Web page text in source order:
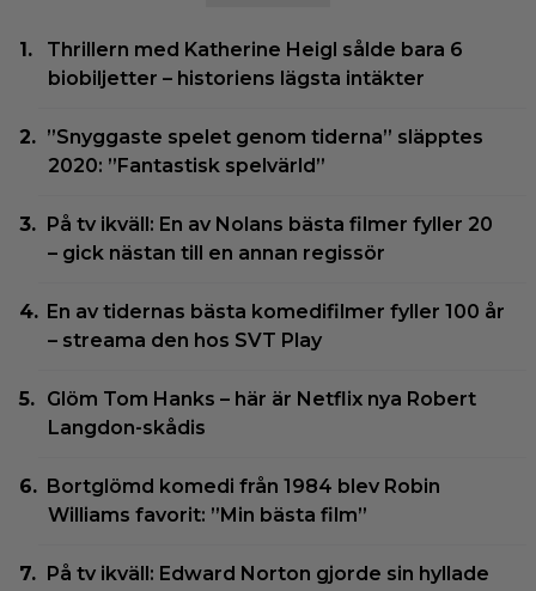
Thrillern med Katherine Heigl sålde bara 6
biobiljetter – historiens lägsta intäkter
”Snyggaste spelet genom tiderna” släpptes
2020: ”Fantastisk spelvärld”
På tv ikväll: En av Nolans bästa filmer fyller 20
– gick nästan till en annan regissör
En av tidernas bästa komedifilmer fyller 100 år
– streama den hos SVT Play
Glöm Tom Hanks – här är Netflix nya Robert
Langdon-skådis
Bortglömd komedi från 1984 blev Robin
Williams favorit: ”Min bästa film”
På tv ikväll: Edward Norton gjorde sin hyllade